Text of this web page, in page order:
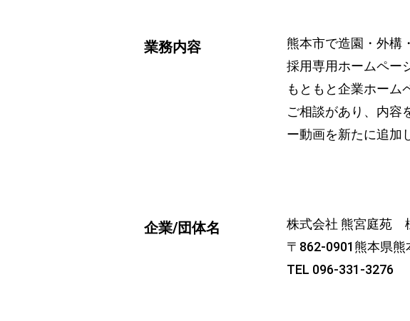
業務内容
熊本市で造園・外構
採用専用ホームペー
もともと企業ホーム
ご相談があり、内容
ー動画を新たに追加
企業/団体名
株式会社 熊宮庭苑
〒862-0901熊本県
TEL 096-331-3276